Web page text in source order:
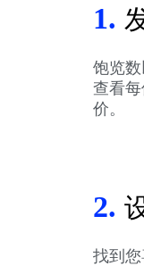
1.
饱览数
查看
价。
2.
找到